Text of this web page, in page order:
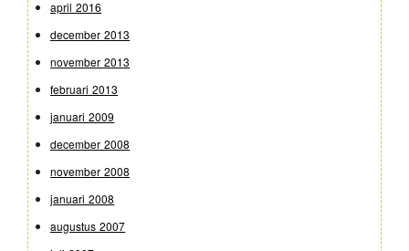
april 2016
december 2013
november 2013
februari 2013
januari 2009
december 2008
november 2008
januari 2008
augustus 2007